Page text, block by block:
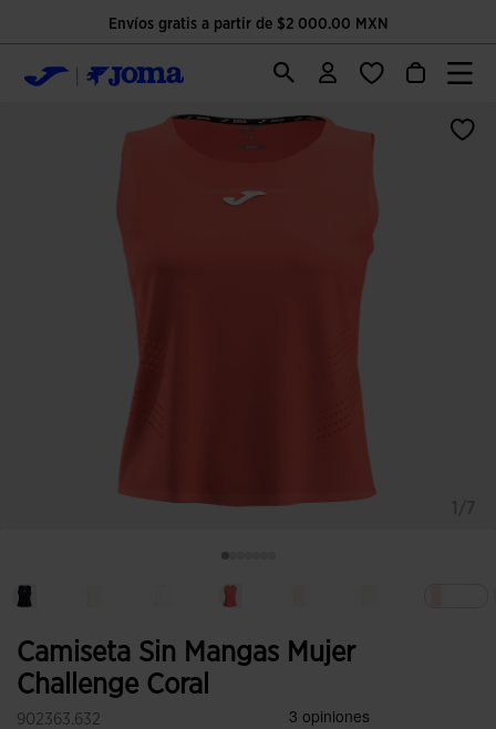
Envíos gratis a partir de $2 000.00 MXN
Camiseta Sin Mangas Mujer
Challenge Coral
902363.632